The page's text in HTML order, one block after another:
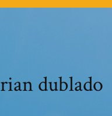
dublado